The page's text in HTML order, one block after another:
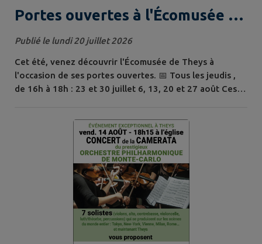
Portes ouvertes à l'Écomusée de
Theys
Publié le lundi 20 juillet 2026
Cet été, venez découvrir l'Écomusée de Theys à
l'occasion de ses portes ouvertes. 📅 Tous les jeudis ,
de 16h à 18h : 23 et 30 juillet 6, 13, 20 et 27 août Ces
notre commune, et d'échanger avec les bénévoles qui
le font vivre. Entrée libre. Nous vous attendons